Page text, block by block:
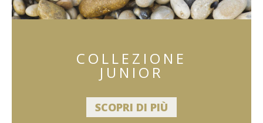
COLLEZIONE
JUNIOR
SCOPRI DI PIÙ